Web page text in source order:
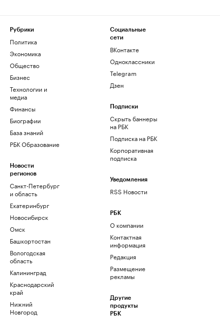
Рубрики
Политика
Экономика
Общество
Бизнес
Технологии и
медиа
Финансы
Биографии
База знаний
РБК Образование
Новости
регионов
Санкт-Петербург
и область
Екатеринбург
Новосибирск
Омск
Башкортостан
Вологодская
область
Калининград
Краснодарский
край
Нижний
Новгород
Социальные
сети
ВКонтакте
Одноклассники
Telegram
Дзен
Подписки
Скрыть баннеры
на РБК
Подписка на РБК
Корпоративная
подписка
Уведомления
RSS Новости
РБК
О компании
Контактная
информация
Редакция
Размещение
рекламы
Другие
продукты
РБК